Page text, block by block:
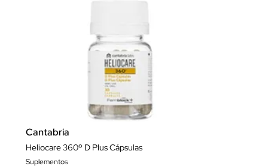
Cantabria
Heliocare 360º D Plus Cápsulas
Suplementos